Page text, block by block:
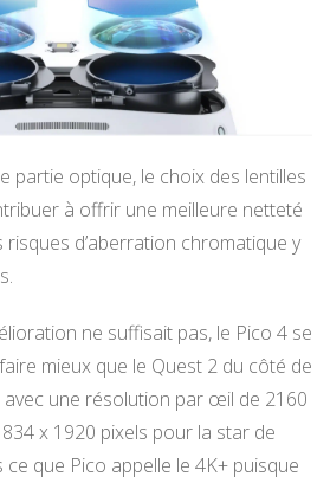
partie optique, le choix des lentilles
à offrir une meilleure netteté
risques d’aberration chromatique y
ne suffisait pas, le Pico 4 se
mieux que le Quest 2 du côté de
avec une résolution par œil de 2160
x 1920 pixels pour la star de
ce que Pico appelle le 4K+ puisque